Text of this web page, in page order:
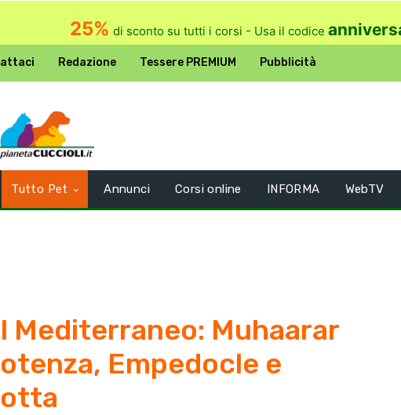
25% di sconto su tutti i corsi - Usa il codice
Redazione Tessere PREMIUM Pubblicità
Tutto Pet Annunci Corsi online INFORMA WebTV
Mediterraneo: Muhaarar
Empedocle e